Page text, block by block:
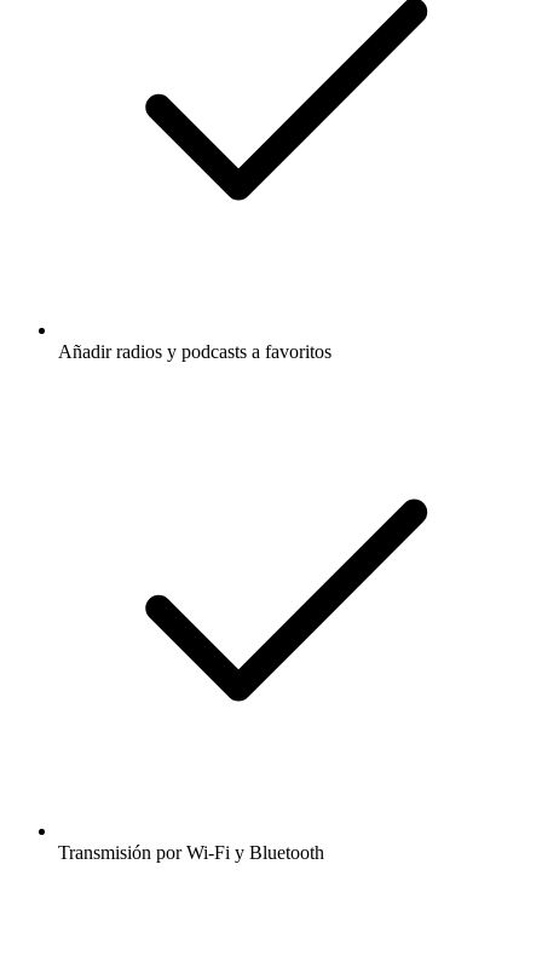
Añadir radios y podcasts a favoritos
Transmisión por Wi-Fi y Bluetooth